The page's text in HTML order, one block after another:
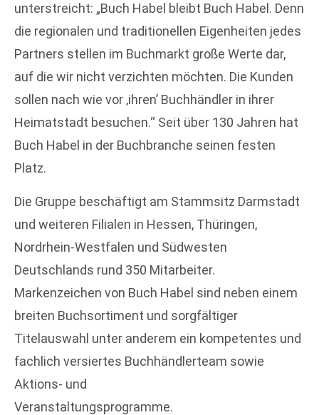
unterstreicht: „Buch Habel bleibt Buch Habel. Denn
die regionalen und traditionellen Eigenheiten jedes
Partners stellen im Buchmarkt große Werte dar,
auf die wir nicht verzichten möchten. Die Kunden
sollen nach wie vor ‚ihren’ Buchhändler in ihrer
Heimatstadt besuchen.“ Seit über 130 Jahren hat
Buch Habel in der Buchbranche seinen festen
Platz.
Die Gruppe beschäftigt am Stammsitz Darmstadt
und weiteren Filialen in Hessen, Thüringen,
Nordrhein-Westfalen und Südwesten
Deutschlands rund 350 Mitarbeiter.
Markenzeichen von Buch Habel sind neben einem
breiten Buchsortiment und sorgfältiger
Titelauswahl unter anderem ein kompetentes und
fachlich versiertes Buchhändlerteam sowie
Aktions- und
Veranstaltungsprogramme.